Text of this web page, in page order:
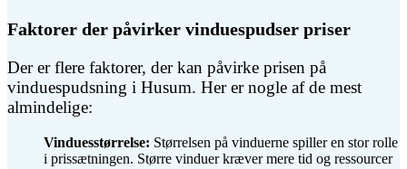
Faktorer der påvirker vinduespudser priser
Der er flere faktorer, der kan påvirke prisen på
vinduespudsning i Husum. Her er nogle af de mest
almindelige:
Vinduesstørrelse: Størrelsen på vinduerne spiller en stor rolle
i prissætningen. Større vinduer kræver mere tid og ressourcer